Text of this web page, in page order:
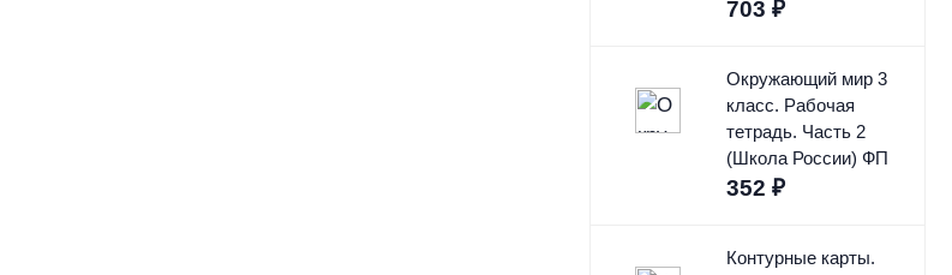
703 ₽
Окружающий мир 3
класс. Рабочая
тетрадь. Часть 2
(Школа России) ФП
352 ₽
Контурные карты.